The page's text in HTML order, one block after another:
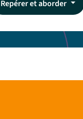
Repérer et aborder